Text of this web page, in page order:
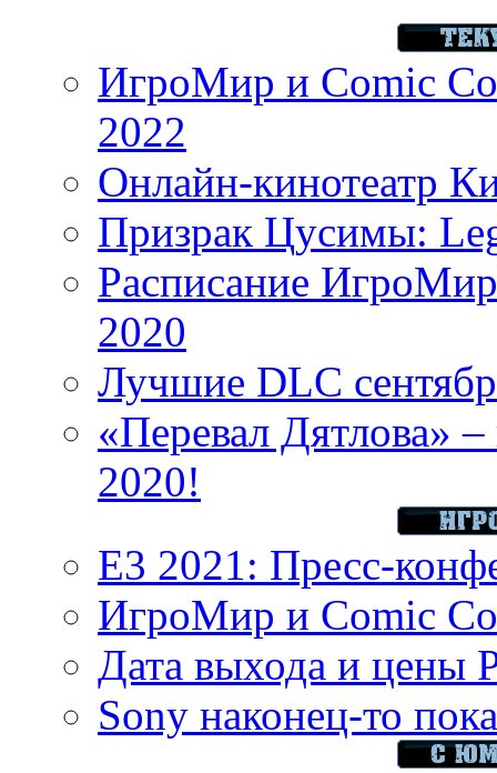
ИгроМир и Comic
2022
Онлайн-кинотеатр
Призрак Цусимы:
Расписание
2020
Лучшие DLC
«Перевал Дятлова»
2020!
E3 2021: Пресс-
ИгроМир и Comic
Дата выхода и цены
Sony наконец-то